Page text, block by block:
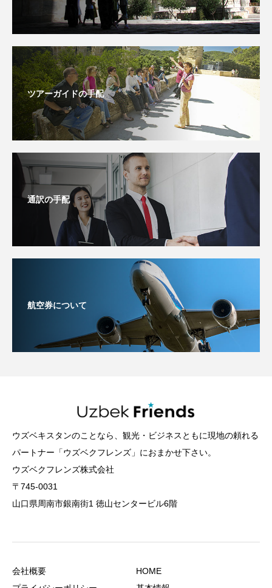
ツアーガイドの手配
通訳の手配
航空券について
ウズベキスタンのことなら、観光・ビジネスともに現地の頼れる
パートナー「ウズベクフレンズ」におまかせ下さい。
ウズベクフレンズ株式会社
〒745-0031
山口県周南市銀南街1 徳山センタービル6階
会社概要
HOME